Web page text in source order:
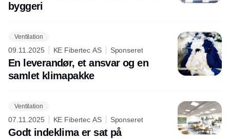
byggeri
Ventilation
09.11.2025 KE Fibertec AS Sponseret
En leverandør, et ansvar og en
samlet klimapakke
Ventilation
07.11.2025 KE Fibertec AS Sponseret
Godt indeklima er sat på